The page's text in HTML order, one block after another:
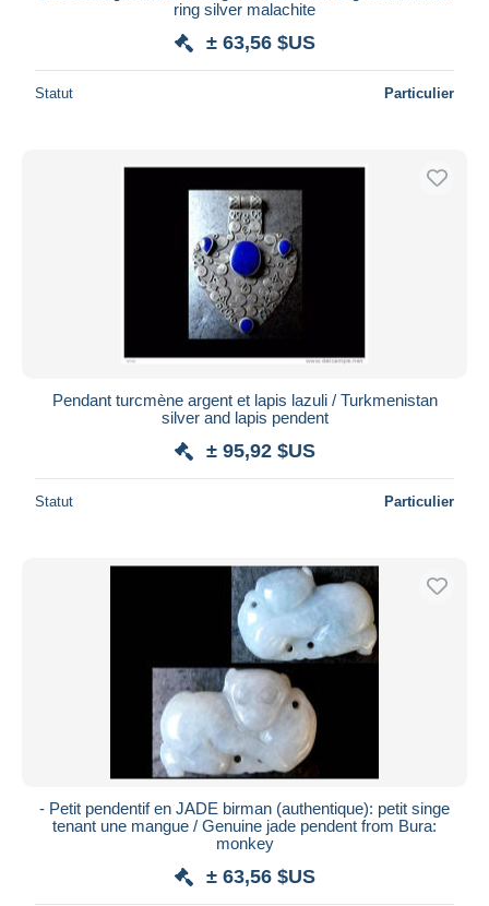
ring silver malachite
± 63,56 $US
Statut Particulier
Pendant turcmène argent et lapis lazuli / Turkmenistan
silver and lapis pendent
± 95,92 $US
Statut Particulier
- Petit pendentif en JADE birman (authentique): petit singe
tenant une mangue / Genuine jade pendent from Bura:
monkey
± 63,56 $US